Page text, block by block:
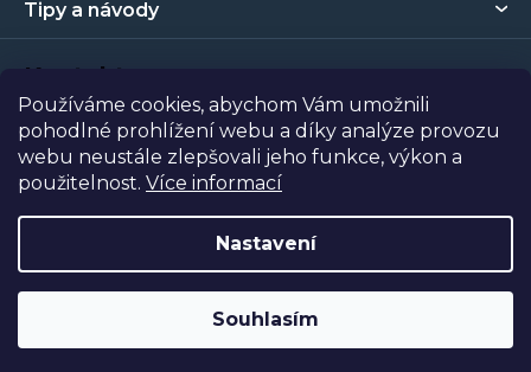
Používáme cookies, abychom Vám umožnili
pohodlné prohlížení webu a díky analýze provozu
webu neustále zlepšovali jeho funkce, výkon a
použitelnost. Více informací
Nastavení
Souhlasím
Tipy a návody
Kontakt
Prodejna
Vytvořil Shoptet| NakódovalShopcode
Copyright 2026Tapety Metro Florenc. Všechna práva
vyhrazena.
Odstoupit od smlouvy